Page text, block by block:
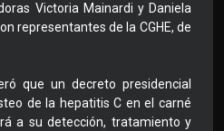
Victoria Mainardi y Daniela
representantes de la CGHE, de
que un decreto presidencial
de la hepatitis C en el carné
a su detección, tratamiento y